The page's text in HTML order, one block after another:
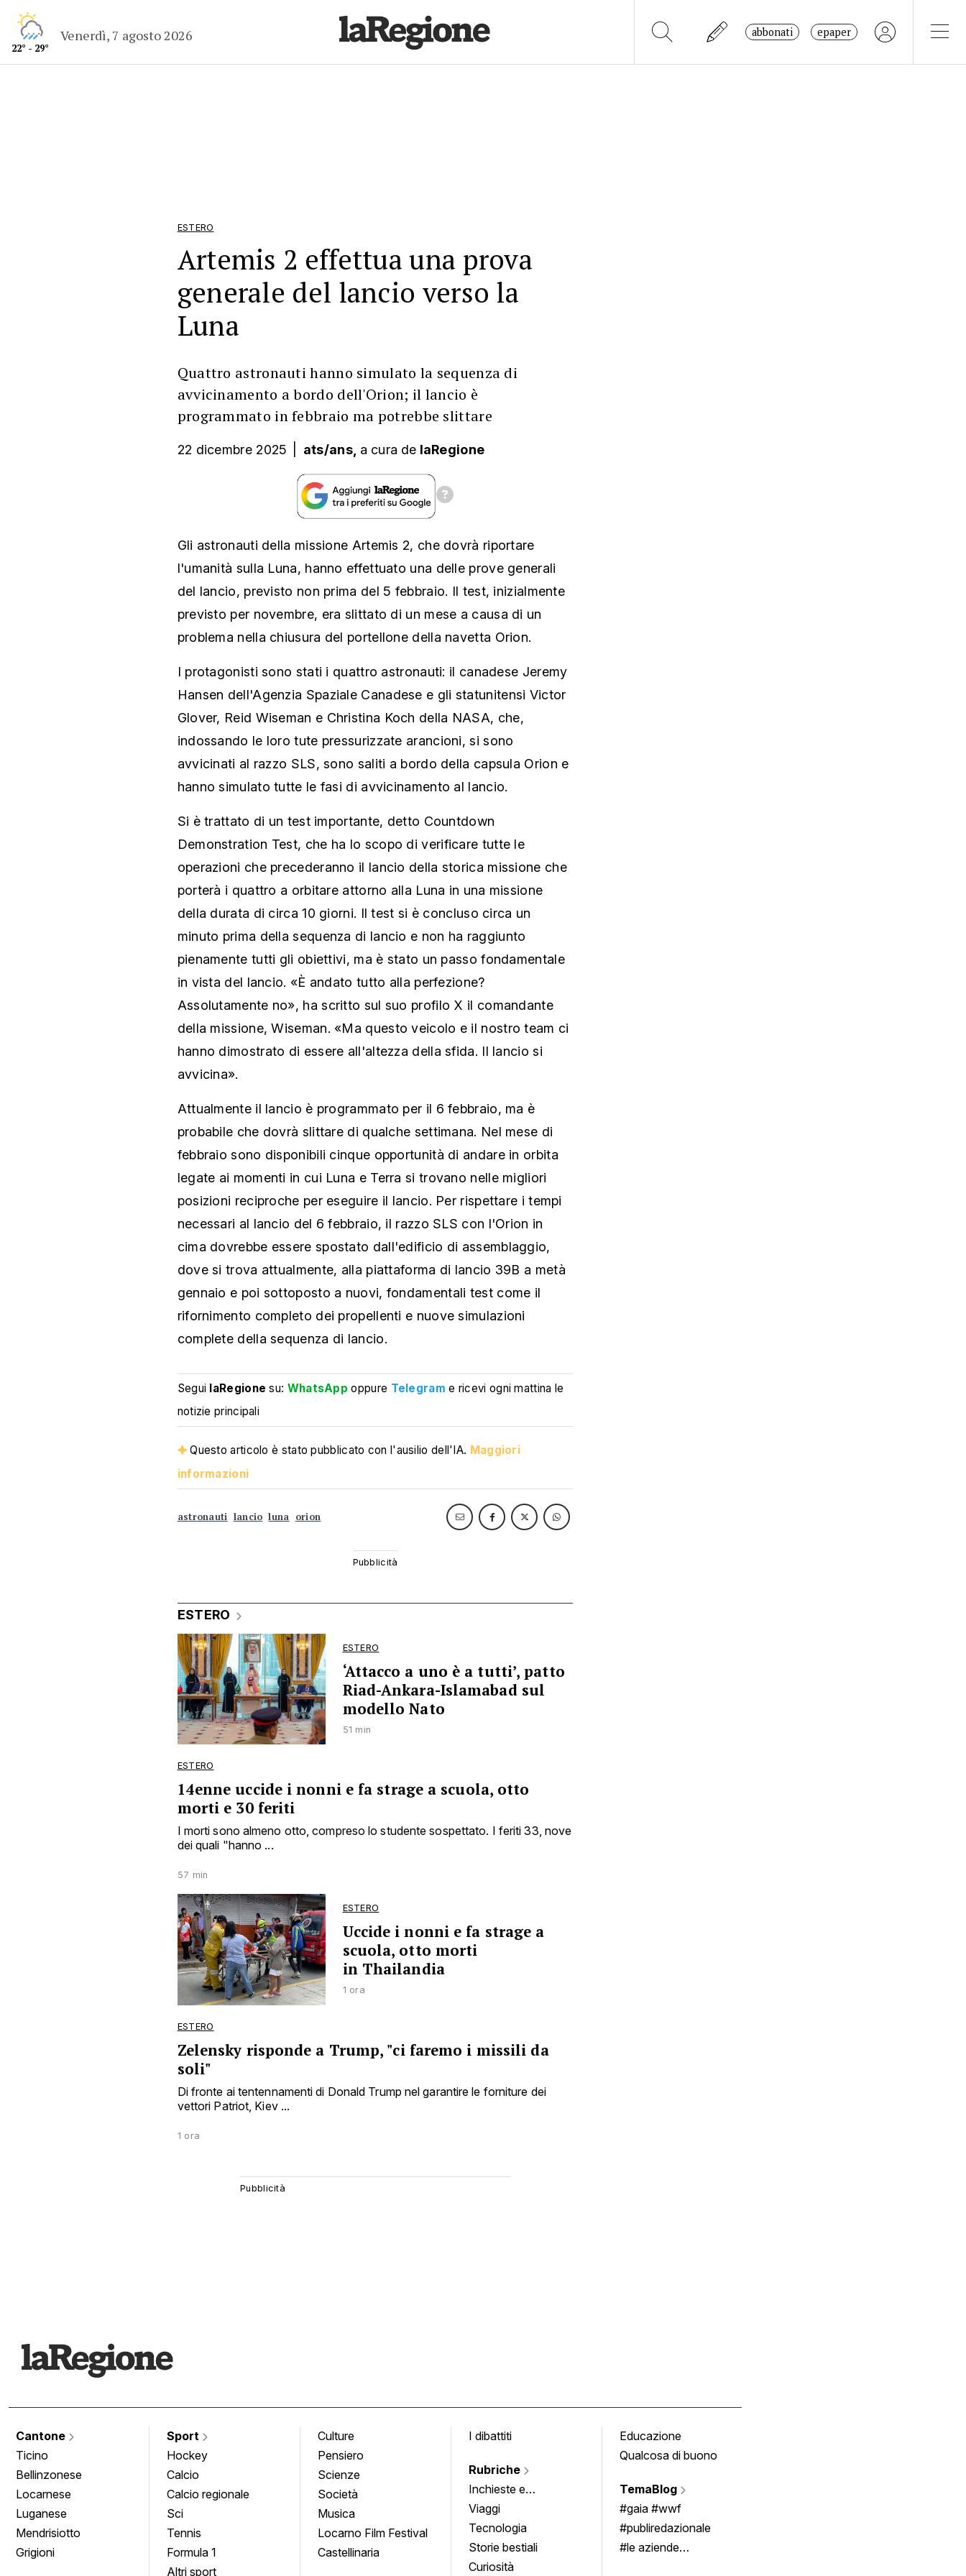
22° - 29°
Venerdì, 7 agosto 2026 abbonati epaper
ESTERO
Artemis 2 effettua una prova
generale del lancio verso la
Luna
Quattro astronauti hanno simulato la sequenza di
avvicinamento a bordo dell'Orion; il lancio è
programmato in febbraio ma potrebbe slittare
22 dicembre 2025 ats/ans, a cura de laRegione
Gli astronauti della missione Artemis 2, che dovrà riportare
l'umanità sulla Luna, hanno effettuato una delle prove generali
del lancio, previsto non prima del 5 febbraio. Il test, inizialmente
previsto per novembre, era slittato di un mese a causa di un
problema nella chiusura del portellone della navetta Orion.
I protagonisti sono stati i quattro astronauti: il canadese Jeremy
Hansen dell'Agenzia Spaziale Canadese e gli statunitensi Victor
Glover, Reid Wiseman e Christina Koch della NASA, che,
indossando le loro tute pressurizzate arancioni, si sono
avvicinati al razzo SLS, sono saliti a bordo della capsula Orion e
hanno simulato tutte le fasi di avvicinamento al lancio.
Si è trattato di un test importante, detto Countdown
Demonstration Test, che ha lo scopo di verificare tutte le
operazioni che precederanno il lancio della storica missione che
porterà i quattro a orbitare attorno alla Luna in una missione
della durata di circa 10 giorni. Il test si è concluso circa un
minuto prima della sequenza di lancio e non ha raggiunto
pienamente tutti gli obiettivi, ma è stato un passo fondamentale
in vista del lancio. «È andato tutto alla perfezione?
Assolutamente no», ha scritto sul suo profilo X il comandante
della missione, Wiseman. «Ma questo veicolo e il nostro team ci
hanno dimostrato di essere all'altezza della sfida. Il lancio si
avvicina».
Attualmente il lancio è programmato per il 6 febbraio, ma è
probabile che dovrà slittare di qualche settimana. Nel mese di
febbraio sono disponibili cinque opportunità di andare in orbita
legate ai momenti in cui Luna e Terra si trovano nelle migliori
posizioni reciproche per eseguire il lancio. Per rispettare i tempi
necessari al lancio del 6 febbraio, il razzo SLS con l'Orion in
cima dovrebbe essere spostato dall'edificio di assemblaggio,
dove si trova attualmente, alla piattaforma di lancio 39B a metà
gennaio e poi sottoposto a nuovi, fondamentali test come il
rifornimento completo dei propellenti e nuove simulazioni
complete della sequenza di lancio.
Segui laRegione su: WhatsApp oppure Telegram e ricevi ogni mattina le
notizie principali
Questo articolo è stato pubblicato con l'ausilio dell'IA. Maggiori
informazioni
astronauti lancio luna orion
ESTERO
ESTERO
‘Attacco a uno è a tutti’, patto
Riad-Ankara-Islamabad sul
modello Nato
51 min
ESTERO
14enne uccide i nonni e fa strage a scuola, otto
morti e 30 feriti
I morti sono almeno otto, compreso lo studente sospettato. I feriti 33, nove
dei quali "hanno ...
57 min
ESTERO
Uccide i nonni e fa strage a
scuola, otto morti
in Thailandia
1 ora
ESTERO
Zelensky risponde a Trump, "ci faremo i missili da
soli"
Di fronte ai tentennamenti di Donald Trump nel garantire le forniture dei
vettori Patriot, Kiev ...
1 ora
Cantone
Ticino
Bellinzonese
Locarnese
Luganese
Mendrisiotto
Grigioni
Sport
Hockey
Calcio
Calcio regionale
Sci
Tennis
Formula 1
Altri sport
Culture
Pensiero
Scienze
Società
Musica
Locarno Film Festival
Castellinaria
I dibattiti
Rubriche
Inchieste e
approfondimenti
Viaggi
Tecnologia
Storie bestiali
Curiosità
Educazione
Qualcosa di buono
TemaBlog
#gaia #wwf
#publiredazionale
#le aziende